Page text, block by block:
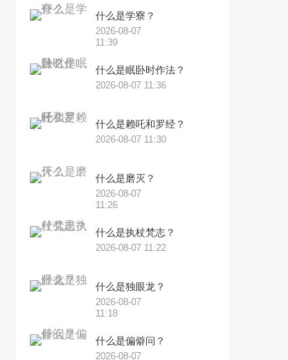
什么是学寮？
2026-08-07
11:39
什么是眠卧时作法？
2026-08-07 11:36
什么是赖吒和罗经？
2026-08-07 11:30
什么是磨灭？
2026-08-07
11:26
什么是执杖梵志？
2026-08-07 11:22
什么是独眼龙？
2026-08-07
11:18
什么是偏僻问？
2026-08-07